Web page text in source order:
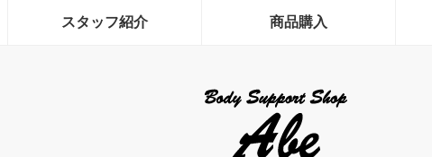
スタッフ紹介 商品購入